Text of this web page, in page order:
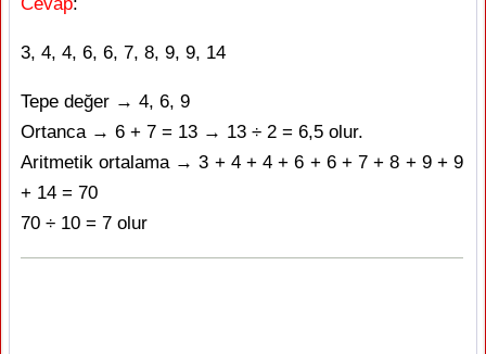
3, 4, 4, 6, 6, 7, 8, 9, 9, 14
Tepe değer → 4, 6, 9
Ortanca → 6 + 7 = 13 → 13 ÷ 2 = 6,5 olur.
Aritmetik ortalama → 3 + 4 + 4 + 6 + 6 + 7 + 8 + 9 + 9
+ 14 = 70
70 ÷ 10 = 7 olur